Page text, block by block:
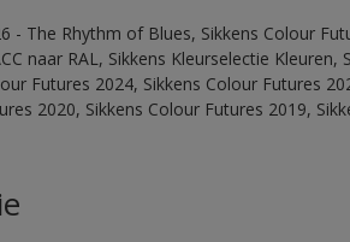
- The Rhythm of Blues, Sikkens Colour
naar RAL, Sikkens Kleurselectie Kleuren,
Futures 2024, Sikkens Colour Futures
2020, Sikkens Colour Futures 2019,